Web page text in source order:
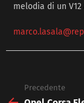
melodia di un
more
Precedente